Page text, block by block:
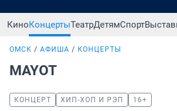
КиноКонцертыТеатрДетямСпорт
ОМСК АФИША КОНЦЕРТЫ
MAYOT
КОНЦЕРТ ХИП-ХОП И РЭП 16+